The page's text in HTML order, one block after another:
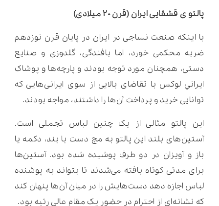
پالتو ی قشقایی ایران (قرن ۲۰ میلادی)
با اینکه صنعت نساجی در ایران در پایان قرن نوزدهم
ضربه محکمی خورد، اما بافندگی، گلدوزی و صنایع
دستی، همچنان مورد توجه بودند و پارچه‌ها و پوشاک
ایرانیِ لوکس با تقاضای بالایی از سوی ایرانی‌هایی که
توانایی خرید و پرداخت آن‌ها را داشتند، مواجه بودند.
این پالتو مثالی از یک چنین لباس تجملی است.
آستین‌های بلند این پالتو به مچ دست با بند، دکمه یا
باز و آویزان در دو طرف پوشیده شده بود. آستین‌ها
برای مدتی کوتاه بافته می‌شدند تا بتواند به پوشنده
لباس اجازه دهد دست‌هایش را در میان آن‌ها پنهان کند
که نشانه‌ای از احترام در حضور یک مقام عالی رتبه بود.